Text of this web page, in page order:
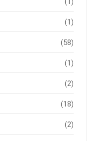
(1)
(58)
(1)
(2)
(18)
(2)